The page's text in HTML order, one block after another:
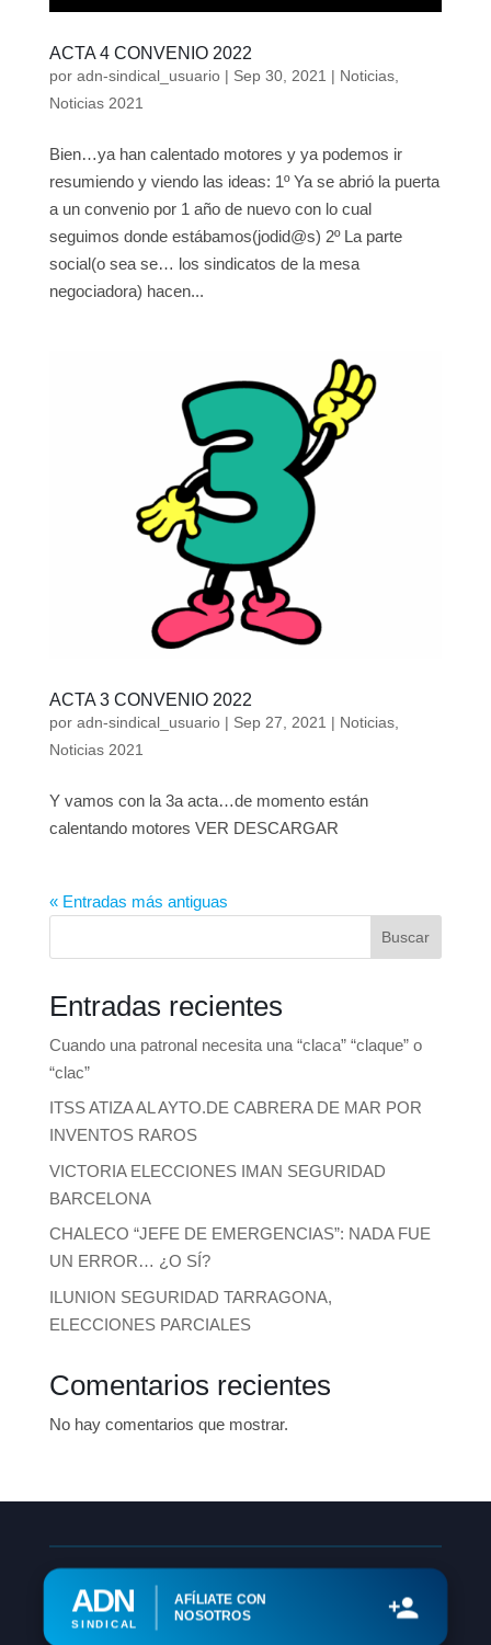
ACTA 4 CONVENIO 2022
por adn-sindical_usuario| Sep 30, 2021 | Noticias,
Noticias 2021
Bien…ya han calentado motores y ya podemos ir
resumiendo y viendo las ideas: 1º Ya se abrió la puerta
a un convenio por 1 año de nuevo con lo cual
seguimos donde estábamos(jodid@s) 2º La parte
social(o sea se… los sindicatos de la mesa
negociadora) hacen...
ACTA 3 CONVENIO 2022
por adn-sindical_usuario| Sep 27, 2021 | Noticias,
Noticias 2021
Y vamos con la 3a acta…de momento están
calentando motores VER DESCARGAR
« Entradas más antiguas
Buscar
Entradas recientes
Cuando una patronal necesita una “claca” “claque” o
“clac”
ITSS ATIZA AL AYTO.DE CABRERA DE MAR POR
INVENTOS RAROS
VICTORIA ELECCIONES IMAN SEGURIDAD
BARCELONA
CHALECO “JEFE DE EMERGENCIAS”: NADA FUE
UN ERROR… ¿O SÍ?
ILUNION SEGURIDAD TARRAGONA,
ELECCIONES PARCIALES
Comentarios recientes
No hay comentarios que mostrar.
ADN
SINDICAL
AFÍLIATE CON
NOSOTROS